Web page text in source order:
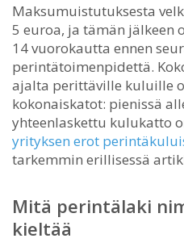
Maksumuistutuksesta
5 euroa, ja tämän jälkeen
14 vuorokautta ennen
perintätoimenpidettä.
ajalta perittäville kuluille
kokonaiskatot: pienissä
yhteenlaskettu kulukatto
yrityksen erot
tarkemmin erillisessä
Mitä perintälaki
kieltää